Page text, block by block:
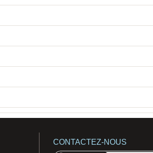
CONTACTEZ-NOUS